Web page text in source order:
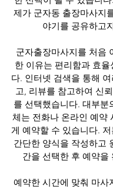
제가 군자동 출장마사지
야기를 공유하고
군자출장마사지를 처음
한 이유는 편리함과 효율
다. 인터넷 검색을 통해
고, 리뷰를 참고하여 신
를 선택했습니다. 대부분
체는 전화나 온라인 예약
게 예약할 수 있습니다.
간단한 양식을 작성하고
간을 선택한 후 예약을
예약한 시간에 맞춰 마사